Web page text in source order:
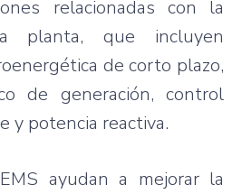
relacionadas con la
planta, que incluyen
de corto plazo,
de generación, control
y potencia reactiva.
ayudan a mejorar la